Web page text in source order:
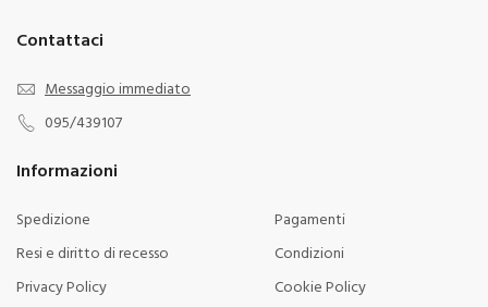
Contattaci
Messaggio immediato
095/439107
Informazioni
Spedizione
Pagamenti
Resi e diritto di recesso
Condizioni
Privacy Policy
Cookie Policy